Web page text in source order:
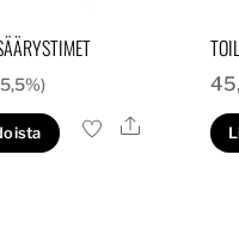
Tällä
Ale